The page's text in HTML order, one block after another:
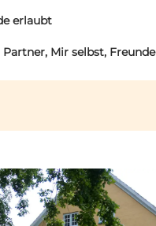
erlaubt
Partner, Mir selbst, Freunde